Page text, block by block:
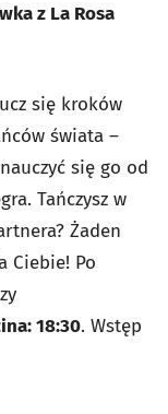
z La Rosa
się kroków
świata –
się go od
Tańczysz w
Żaden
Ciebie! Po
18:30. Wstęp